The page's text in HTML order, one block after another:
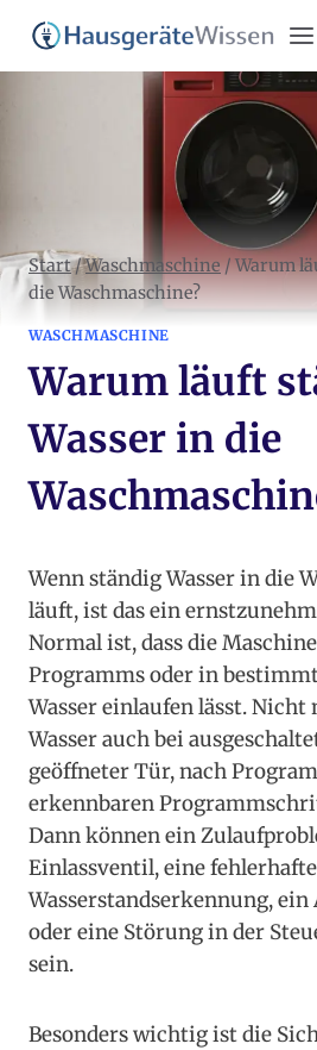
Zum
Inhalt
springen
Start/Waschmaschine/Warum
die Waschmaschine?
WASCHMASCHINE
Warum läuft
Wasser in die
Wenn ständig Wasser in die
läuft, ist das ein
Normal ist, dass die
Programms oder in
Wasser einlaufen lässt. Nicht
Wasser auch bei
geöffneter Tür, nach
erkennbaren
Dann können ein
Einlassventil, eine fehlerhafte
Wasserstandserkennung,
oder eine Störung in der
sein.
Besonders wichtig ist die